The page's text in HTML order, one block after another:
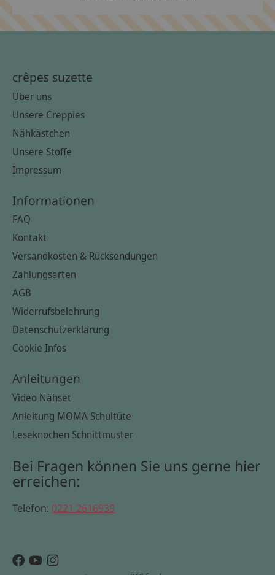
crêpes suzette
Über uns
Unsere Creppies
Nähkästchen
Unsere Stoffe
Impressum
Informationen
FAQ
Kontakt
Versandkosten & Rücksendungen
Zahlungsarten
AGB
Widerrufsbelehrung
Datenschutzerklärung
Cookie Infos
Anleitungen
Video Nähset
Anleitung MOMA Schultüte
Leseknochen Schnittmuster
Bei Fragen können Sie uns gerne hier
erreichen:
Telefon: 0221 2616939